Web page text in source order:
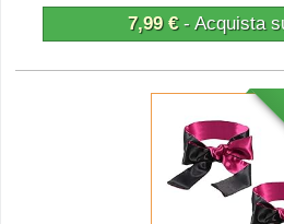
7,99 €- Acquista